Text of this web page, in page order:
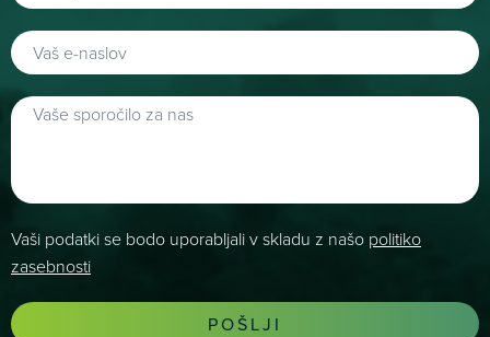
Vaši podatki se bodo uporabljali v skladu z našo politiko
zasebnosti
POŠLJI